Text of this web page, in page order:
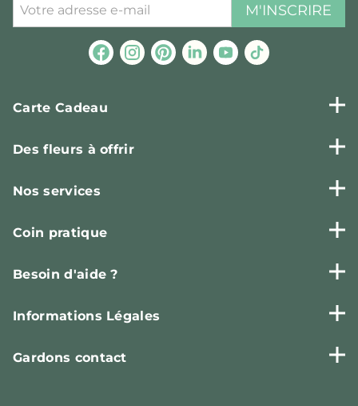
M'INSCRIRE
Carte Cadeau
Des fleurs à offrir
Nos services
Coin pratique
Besoin d'aide ?
Informations Légales
Gardons contact